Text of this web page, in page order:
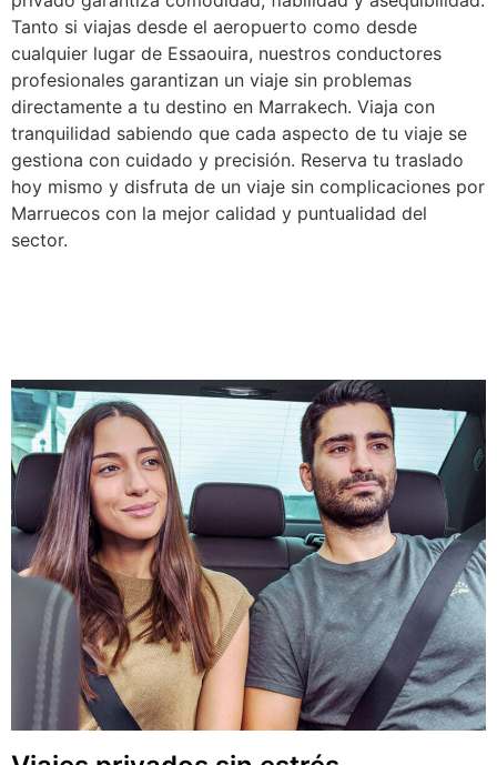
Tanto si viajas desde el aeropuerto como desde
cualquier lugar de Essaouira, nuestros conductores
profesionales garantizan un viaje sin problemas
directamente a tu destino en Marrakech. Viaja con
tranquilidad sabiendo que cada aspecto de tu viaje se
gestiona con cuidado y precisión. Reserva tu traslado
hoy mismo y disfruta de un viaje sin complicaciones por
Marruecos con la mejor calidad y puntualidad del
sector.